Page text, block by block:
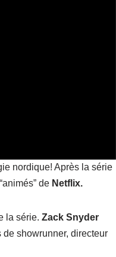
nordique! Après la série
de Netflix.
la série. Zack Snyder
showrunner, directeur